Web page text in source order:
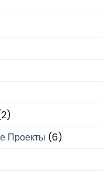
Проекты (6)